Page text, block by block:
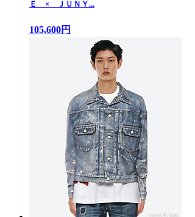
Ｅ × ＪＵＮＹ...
105,600円